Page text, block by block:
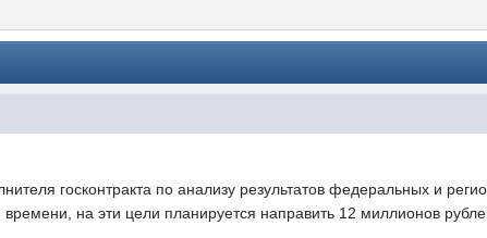
госконтракта по анализу результатов федеральных и
на эти цели планируется направить 12 миллионов